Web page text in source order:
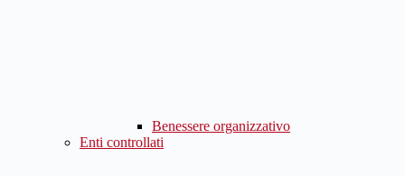
Benessere organizzativo
Enti controllati